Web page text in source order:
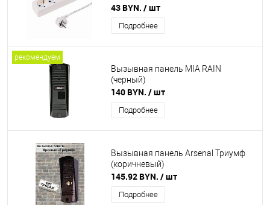
STANDART белый
43 BYN. / шт
Подробнее
рекомендуем
Вызывная панель MIA RAIN
(черный)
140 BYN. / шт
Подробнее
Вызывная панель Arsenal Триумф
(коричневый)
145.92 BYN. / шт
Подробнее